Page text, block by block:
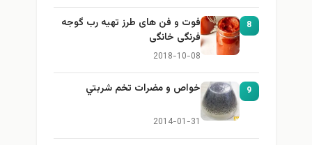
8
فوت و فن های طرز تهیه رب گوجه
فرنگی خانگی
2018-10-08
9 خواص و مضرات تخم شربتي
2014-01-31